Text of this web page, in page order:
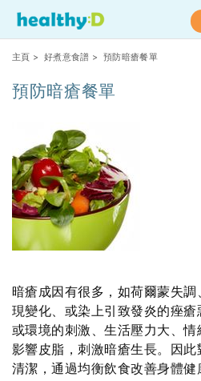
主頁 好煮意食譜 > 預防暗瘡餐單
預防暗瘡餐單
暗瘡成因有很多，如荷爾蒙失
現變化、或染上引致發炎的痤
或環境的刺激、生活壓力大、
影響皮脂，刺激暗瘡生長。因
清潔，通過均衡飲食改善身體健